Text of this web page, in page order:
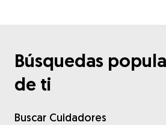
Búsquedas
de ti
Buscar Cuidadores